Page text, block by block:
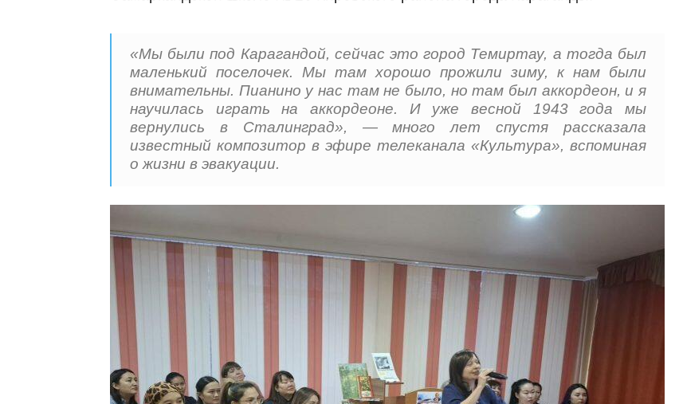
«Мы были под Карагандой, сейчас это город Темиртау, а тогда был
маленький поселочек. Мы там хорошо прожили зиму, к нам были
внимательны. Пианино у нас там не было, но там был аккордеон, и я
научилась играть на аккордеоне. И уже весной 1943 года мы
вернулись в Сталинград», — много лет спустя рассказала
известный композитор в эфире телеканала «Культура», вспоминая
о жизни в эвакуации.